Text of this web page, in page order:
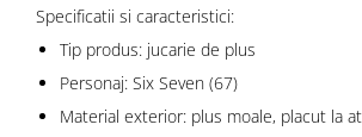
Specificatii si caracteristici:
Tip produs: jucarie de plus
Personaj: Six Seven (67)
Material exterior: plus moale, placut la